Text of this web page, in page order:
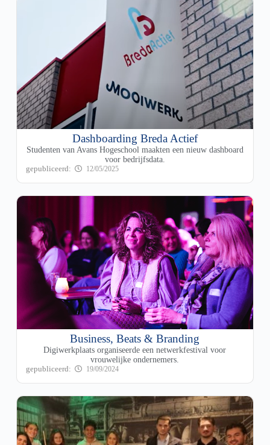
Dashboarding Breda Actief
Studenten van Avans Hogeschool maakten een nieuw dashboard
voor bedrijfsdata.
12/05/2025
Business, Beats & Branding
Digiwerkplaats organiseerde een netwerkfestival voor
vrouwelijke ondernemers.
19/09/2024